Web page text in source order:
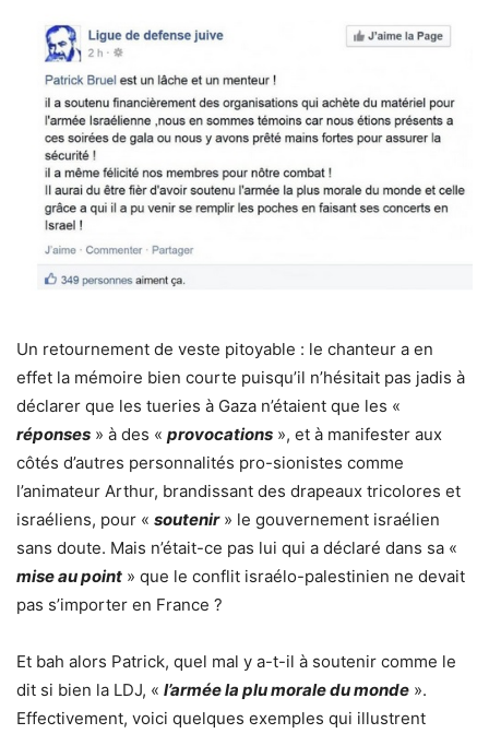
Un retournement de veste pitoyable : le chanteur a en
effet la mémoire bien courte puisqu’il n’hésitait pas jadis à
déclarer que les tueries à Gaza n’étaient que les «
réponses » à des « provocations », et à manifester aux
côtés d’autres personnalités pro-sionistes comme
l’animateur Arthur, brandissant des drapeaux tricolores et
israéliens, pour « soutenir » le gouvernement israélien
sans doute. Mais n’était-ce pas lui qui a déclaré dans sa «
mise au point » que le conflit israélo-palestinien ne devait
pas s’importer en France ?
Et bah alors Patrick, quel mal y a-t-il à soutenir comme le
dit si bien la LDJ, « l’armée la plu morale du monde ».
Effectivement, voici quelques exemples qui illustrent